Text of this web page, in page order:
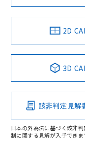
2D
3D
該非判定見解
日本の外為法に基づく該非
制に関する見解が入手できま